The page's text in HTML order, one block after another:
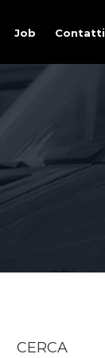
Job Contatti
CERCA